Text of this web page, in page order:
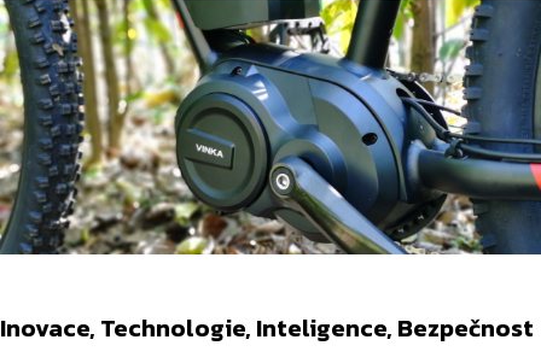
Inovace, Technologie, Inteligence, Bezpečnost